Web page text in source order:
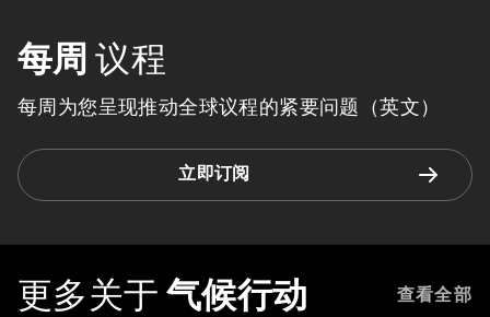
每周 议程
每周为您呈现推动全球议程的紧要问题（英文）
立即订阅
更多关于 气候行动 查看全部